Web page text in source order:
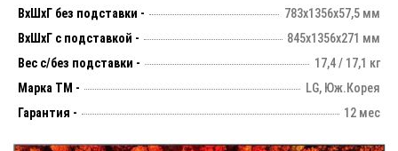
ВхШхГ без подставки -
783х1356х57,5 мм
ВхШхГ с подставкой -
845х1356х271 мм
Вес с/без подставки -
17,4 / 17,1 кг
Марка ТМ -
LG, Юж.Корея
Гарантия -
12 мес